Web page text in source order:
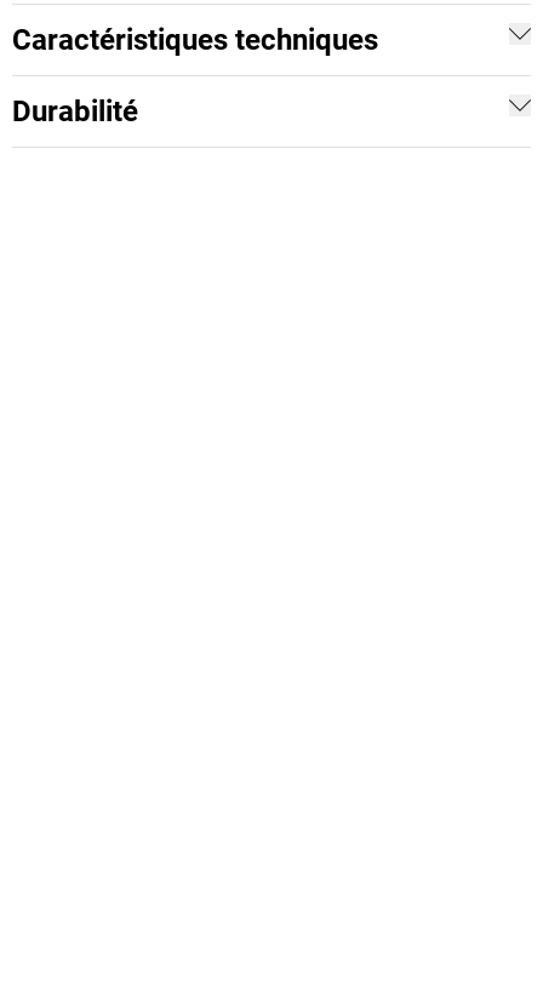
Caractéristiques techniques
Durabilité